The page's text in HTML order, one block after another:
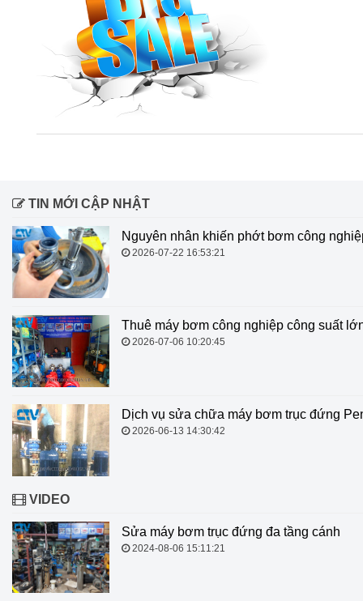
TIN MỚI CẬP NHẬT
Nguyên nhân khiến phớt bơm công
2026-07-22 16:53:21
Thuê máy bơm công nghiệp công suất
2026-07-06 10:20:45
Dịch vụ sửa chữa máy bơm trục đứng
2026-06-13 14:30:42
VIDEO
Sửa máy bơm trục đứng đa tầng cánh
2024-08-06 15:11:21